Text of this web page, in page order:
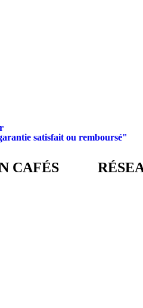
satisfait ou remboursé"
CAFÉS